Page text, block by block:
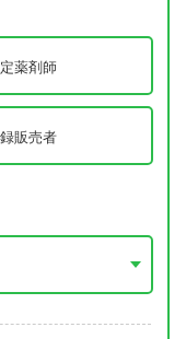
薬剤師
販売者